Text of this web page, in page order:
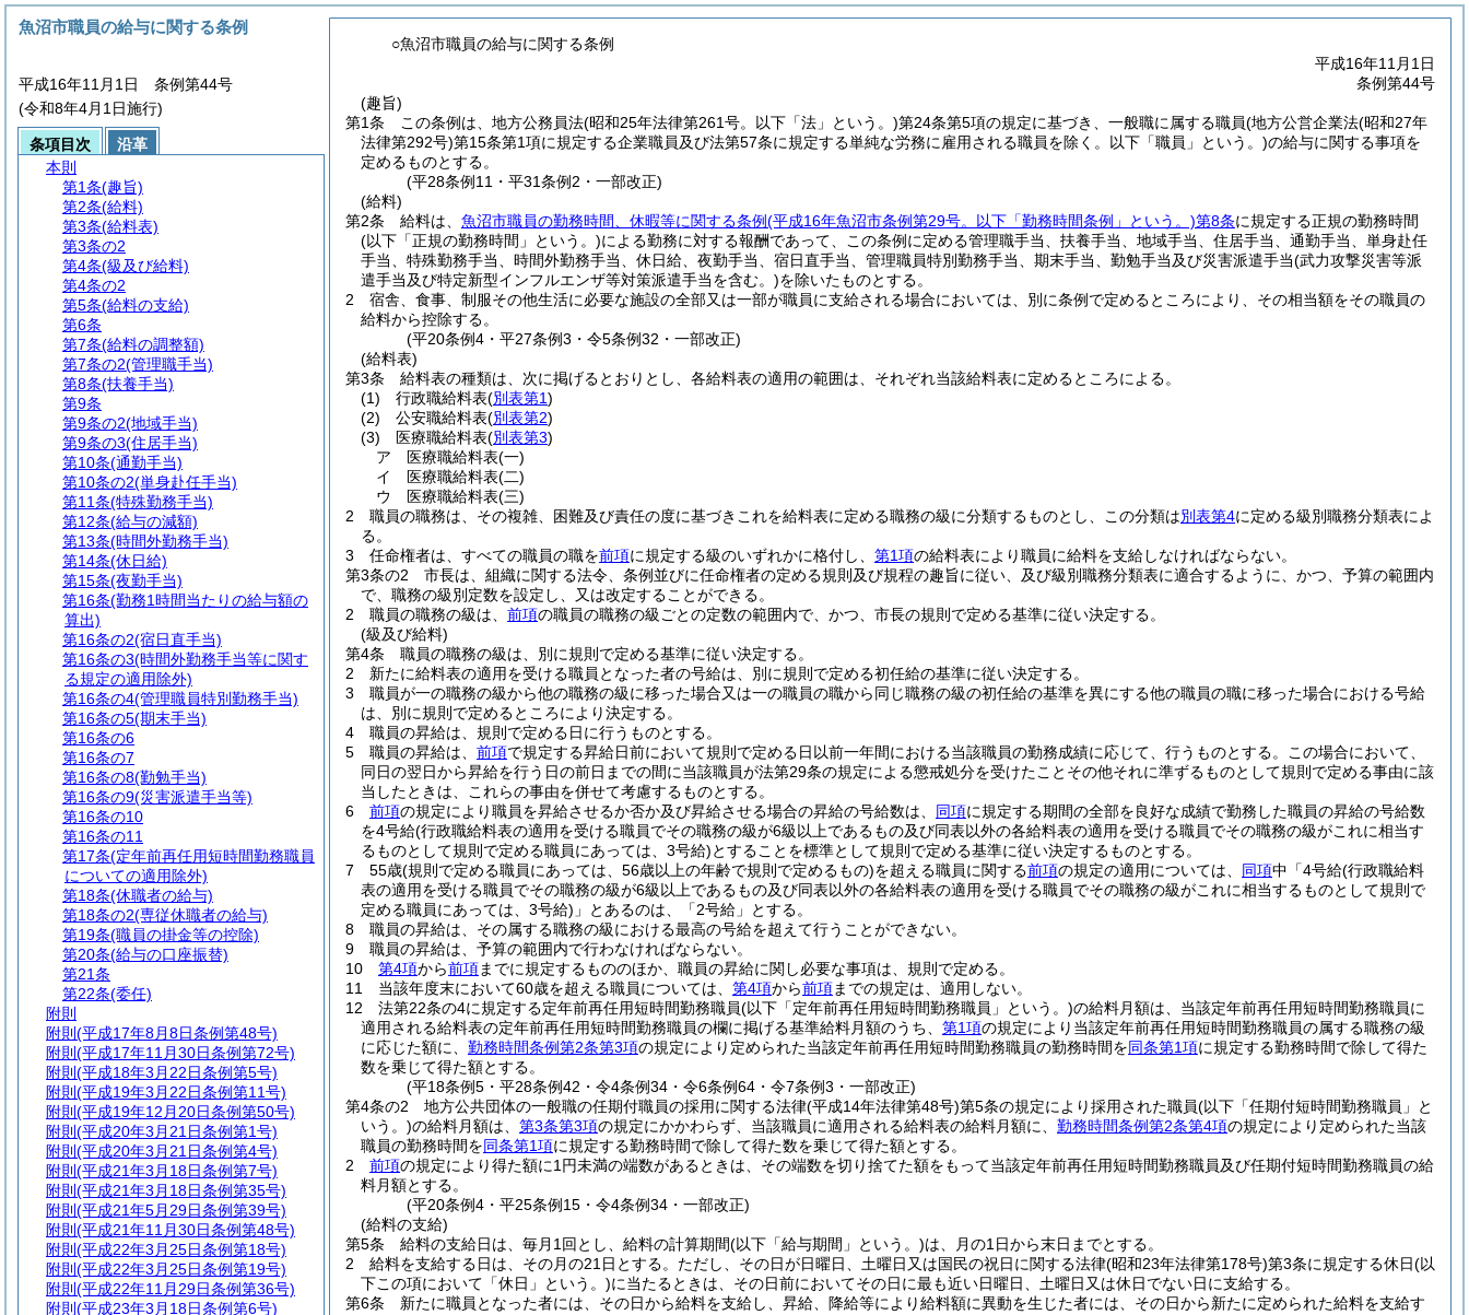
○魚沼市職員の給与に関する条例
平成16年11月1日
条例第44号
(趣旨)
第1条
この条例は、地方公務員法(昭和25年法律第261号。以下「法」という。)第24条第5項の規定に基づき、一般職に属する職員(地方公営企業法(昭和27年
法律第292号)第15条第1項に規定する企業職員及び法第57条に規定する単純な労務に雇用される職員を除く。以下「職員」という。)の給与に関する事項を
定めるものとする。
(平28条例11・平31条例2・一部改正)
(給料)
第2条
給料は、 魚沼市職員の勤務時間、休暇等に関する条例(平成16年魚沼市条例第29号。以下「勤務時間条例」という。)第8条に規定する正規の勤務時間
(以下「正規の勤務時間」という。)による勤務に対する報酬であって、この条例に定める管理職手当、扶養手当、地域手当、住居手当、通勤手当、単身赴任
手当、特殊勤務手当、時間外勤務手当、休日給、夜勤手当、宿日直手当、管理職員特別勤務手当、期末手当、勤勉手当及び災害派遣手当(武力攻撃災害等派
遣手当及び特定新型インフルエンザ等対策派遣手当を含む。)を除いたものとする。
2
宿舎、食事、制服その他生活に必要な施設の全部又は一部が職員に支給される場合においては、別に条例で定めるところにより、その相当額をその職員の
給料から控除する。
(平20条例4・平27条例3・令5条例32・一部改正)
(給料表)
第3条
給料表の種類は、次に掲げるとおりとし、各給料表の適用の範囲は、それぞれ当該給料表に定めるところによる。
(1)
行政職給料表(別表第1)
(2)
公安職給料表(別表第2)
(3)
医療職給料表(別表第3)
ア
医療職給料表(一)
イ
医療職給料表(二)
ウ
医療職給料表(三)
2
職員の職務は、その複雑、困難及び責任の度に基づきこれを給料表に定める職務の級に分類するものとし、この分類は別表第4に定める級別職務分類表によ
る。
3
任命権者は、すべての職員の職を前項に規定する級のいずれかに格付し、 第1項の給料表により職員に給料を支給しなければならない。
第3条の2
市長は、組織に関する法令、条例並びに任命権者の定める規則及び規程の趣旨に従い、及び級別職務分類表に適合するように、かつ、予算の範囲内
で、職務の級別定数を設定し、又は改定することができる。
2
職員の職務の級は、 前項の職員の職務の級ごとの定数の範囲内で、かつ、市長の規則で定める基準に従い決定する。
(級及び給料)
第4条
職員の職務の級は、別に規則で定める基準に従い決定する。
2
新たに給料表の適用を受ける職員となった者の号給は、別に規則で定める初任給の基準に従い決定する。
3
職員が一の職務の級から他の職務の級に移った場合又は一の職員の職から同じ職務の級の初任給の基準を異にする他の職員の職に移った場合における号給
は、別に規則で定めるところにより決定する。
4
職員の昇給は、規則で定める日に行うものとする。
5
職員の昇給は、 前項で規定する昇給日前において規則で定める日以前一年間における当該職員の勤務成績に応じて、行うものとする。
この場合において、
同日の翌日から昇給を行う日の前日までの間に当該職員が法第29条の規定による懲戒処分を受けたことその他それに準ずるものとして規則で定める事由に該
当したときは、これらの事由を併せて考慮するものとする。
6
前項の規定により職員を昇給させるか否か及び昇給させる場合の昇給の号給数は、 同項に規定する期間の全部を良好な成績で勤務した職員の昇給の号給数
を4号給(行政職給料表の適用を受ける職員でその職務の級が6級以上であるもの及び同表以外の各給料表の適用を受ける職員でその職務の級がこれに相当す
るものとして規則で定める職員にあっては、3号給)とすることを標準として規則で定める基準に従い決定するものとする。
7
55歳(規則で定める職員にあっては、56歳以上の年齢で規則で定めるもの)を超える職員に関する前項の規定の適用については、 同項中「4号給(行政職給料
表の適用を受ける職員でその職務の級が6級以上であるもの及び同表以外の各給料表の適用を受ける職員でその職務の級がこれに相当するものとして規則で
定める職員にあっては、3号給) 」とあるのは、「2号給」とする。
8
職員の昇給は、その属する職務の級における最高の号給を超えて行うことができない。
9
職員の昇給は、予算の範囲内で行わなければならない。
10
第4項から前項までに規定するもののほか、職員の昇給に関し必要な事項は、規則で定める。
11
当該年度末において60歳を超える職員については、 第4項から前項までの規定は、適用しない。
12
法第22条の4に規定する定年前再任用短時間勤務職員(以下「定年前再任用短時間勤務職員」という。)の給料月額は、当該定年前再任用短時間勤務職員に
適用される給料表の定年前再任用短時間勤務職員の欄に掲げる基準給料月額のうち、 第1項の規定により当該定年前再任用短時間勤務職員の属する職務の級
に応じた額に、 勤務時間条例第2条第3項の規定により定められた当該定年前再任用短時間勤務職員の勤務時間を同条第1項に規定する勤務時間で除して得た
数を乗じて得た額とする。
(平18条例5・平28条例42・令4条例34・令6条例64・令7条例3・一部改正)
第4条の2
地方公共団体の一般職の任期付職員の採用に関する法律(平成14年法律第48号)第5条の規定により採用された職員(以下「任期付短時間勤務職員」と
いう。)の給料月額は、 第3条第3項の規定にかかわらず、当該職員に適用される給料表の給料月額に、 勤務時間条例第2条第4項の規定により定められた当該
職員の勤務時間を同条第1項に規定する勤務時間で除して得た数を乗じて得た額とする。
2
前項の規定により得た額に1円未満の端数があるときは、その端数を切り捨てた額をもって当該定年前再任用短時間勤務職員及び任期付短時間勤務職員の給
料月額とする。
(平20条例4・平25条例15・令4条例34・一部改正)
(給料の支給)
第5条
給料の支給日は、毎月1回とし、給料の計算期間(以下「給与期間」という。)は、月の1日から末日までとする。
2
給料を支給する日は、その月の21日とする。 ただし、その日が日曜日、土曜日又は国民の祝日に関する法律(昭和23年法律第178号)第3条に規定する休日(以
下この項において「休日」という。)に当たるときは、その日前においてその日に最も近い日曜日、土曜日又は休日でない日に支給する。
第6条
新たに職員となった者には、その日から給料を支給し、昇給、降給等により給料額に異動を生じた者には、その日から新たに定められた給料を支給す
魚沼市職員の給与に関する条例
平成16年11月1日 条例第44号
(令和8年4月1日施行)
条項目次
沿革
本則
第1条(趣旨)
第2条(給料)
第3条(給料表)
第3条の2
第4条(級及び給料)
第4条の2
第5条(給料の支給)
第6条
第7条(給料の調整額)
第7条の2(管理職手当)
第8条(扶養手当)
第9条
第9条の2(地域手当)
第9条の3(住居手当)
第10条(通勤手当)
第10条の2(単身赴任手当)
第11条(特殊勤務手当)
第12条(給与の減額)
第13条(時間外勤務手当)
第14条(休日給)
第15条(夜勤手当)
第16条(勤務1時間当たりの給与額の
算出)
第16条の2(宿日直手当)
第16条の3(時間外勤務手当等に関す
る規定の適用除外)
第16条の4(管理職員特別勤務手当)
第16条の5(期末手当)
第16条の6
第16条の7
第16条の8(勤勉手当)
第16条の9(災害派遣手当等)
第16条の10
第16条の11
第17条(定年前再任用短時間勤務職員
についての適用除外)
第18条(休職者の給与)
第18条の2(専従休職者の給与)
第19条(職員の掛金等の控除)
第20条(給与の口座振替)
第21条
第22条(委任)
附則
附則 (平成17年8月8日条例第48号)
附則 (平成17年11月30日条例第72号)
附則 (平成18年3月22日条例第5号)
附則 (平成19年3月22日条例第11号)
附則 (平成19年12月20日条例第50号)
附則 (平成20年3月21日条例第1号)
附則 (平成20年3月21日条例第4号)
附則 (平成21年3月18日条例第7号)
附則 (平成21年3月18日条例第35号)
附則 (平成21年5月29日条例第39号)
附則 (平成21年11月30日条例第48号)
附則 (平成22年3月25日条例第18号)
附則 (平成22年3月25日条例第19号)
附則 (平成22年11月29日条例第36号)
附則 (平成23年3月18日条例第6号)